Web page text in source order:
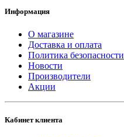
Информация
О магазине
Доставка и оплата
Политика безопасности
Новости
Производители
Акции
Кабинет клиента